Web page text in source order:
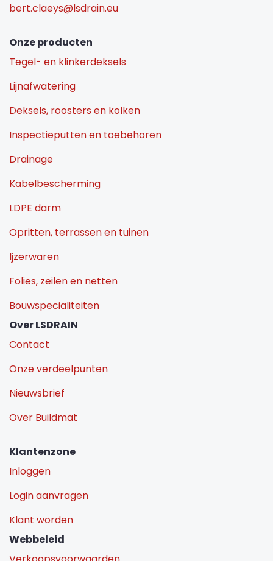
bert.claeys@lsdrain.eu
Onze producten
Tegel- en klinkerdeksels
Lijnafwatering
Deksels, roosters en kolken
Inspectieputten en toebehoren
Drainage
Kabelbescherming
LDPE darm
Opritten, terrassen en tuinen
Ijzerwaren
Folies, zeilen en netten
Bouwspecialiteiten
Over LSDRAIN
Contact
Onze verdeelpunten
Nieuwsbrief
Over Buildmat
Klantenzone
Inloggen
Login aanvragen
Klant worden
Webbeleid